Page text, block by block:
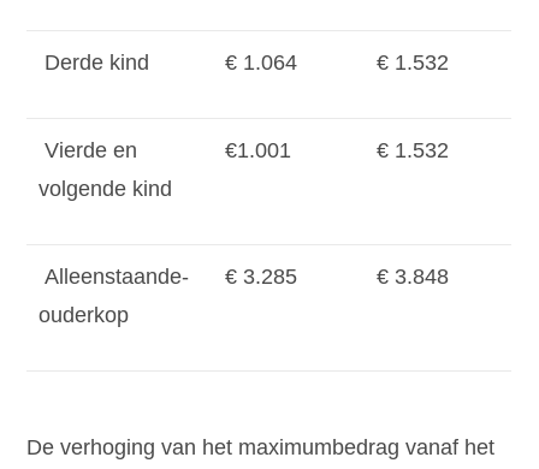
Derde kind € 1.064 € 1.532
Vierde en
volgende kind
€1.001 € 1.532
Alleenstaande-
ouderkop
€ 3.285 € 3.848
De verhoging van het maximumbedrag vanaf het